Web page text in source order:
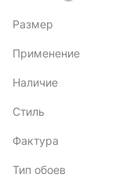
Размер
Применение
Наличие
Стиль
Фактура
Тип обоев